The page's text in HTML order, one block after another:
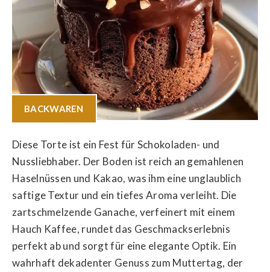
BACKWAREN
Diese Torte ist ein Fest für Schokoladen- und
Nussliebhaber. Der Boden ist reich an gemahlenen
Haselnüssen und Kakao, was ihm eine unglaublich
saftige Textur und ein tiefes Aroma verleiht. Die
zartschmelzende Ganache, verfeinert mit einem
Hauch Kaffee, rundet das Geschmackserlebnis
perfekt ab und sorgt für eine elegante Optik. Ein
wahrhaft dekadenter Genuss zum Muttertag, der